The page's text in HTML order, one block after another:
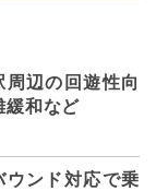
辺の回遊性向
緩和など
ウンド対応で乗